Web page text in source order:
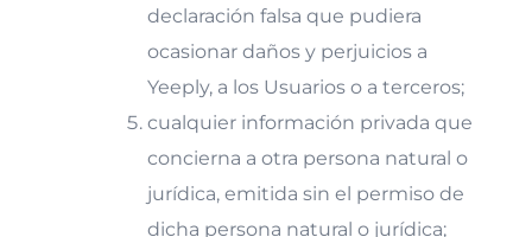
declaración falsa que pudiera
ocasionar daños y perjuicios a
Yeeply, a los Usuarios o a terceros;
cualquier información privada que
concierna a otra persona natural o
jurídica, emitida sin el permiso de
dicha persona natural o jurídica;